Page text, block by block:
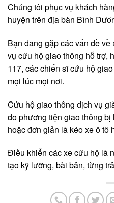
Chúng tôi phục vụ khách
huyện trên địa bàn Bình
Bạn đang gặp các vấn đề về
vụ cứu hộ giao thông hỗ trợ,
117, các chiến sĩ cứu hộ
mọi lúc mọi nơi.
Cứu hộ giao thông dịch vụ
do phương tiện giao thông
hoặc đơn giản là kéo xe ô tô
Điều khiển các xe cứu hộ là
tạo kỹ lưỡng, bài bản, từng